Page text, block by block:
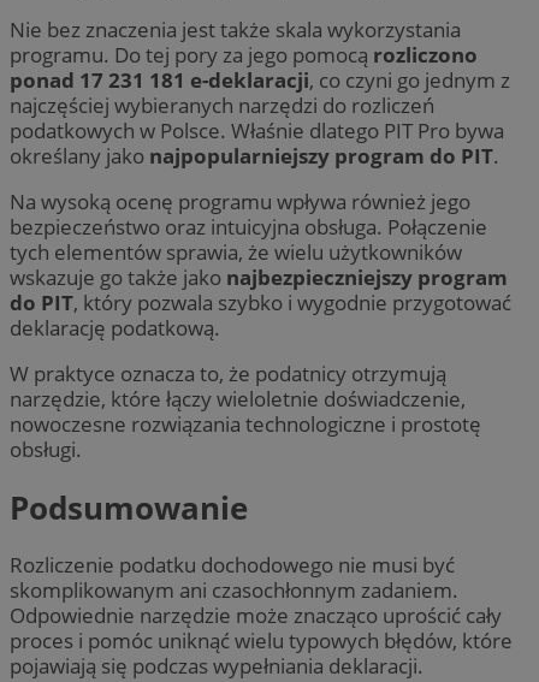
Nie bez znaczenia jest także skala wykorzystania
programu. Do tej pory za jego pomocą rozliczono
ponad 17 231 181 e-deklaracji, co czyni go jednym z
najczęściej wybieranych narzędzi do rozliczeń
podatkowych w Polsce. Właśnie dlatego PIT Pro bywa
określany jako najpopularniejszy program do PIT.
Na wysoką ocenę programu wpływa również jego
bezpieczeństwo oraz intuicyjna obsługa. Połączenie
tych elementów sprawia, że wielu użytkowników
wskazuje go także jako najbezpieczniejszy program
do PIT, który pozwala szybko i wygodnie przygotować
deklarację podatkową.
W praktyce oznacza to, że podatnicy otrzymują
narzędzie, które łączy wieloletnie doświadczenie,
nowoczesne rozwiązania technologiczne i prostotę
obsługi.
Podsumowanie
Rozliczenie podatku dochodowego nie musi być
skomplikowanym ani czasochłonnym zadaniem.
Odpowiednie narzędzie może znacząco uprościć cały
proces i pomóc uniknąć wielu typowych błędów, które
pojawiają się podczas wypełniania deklaracji.